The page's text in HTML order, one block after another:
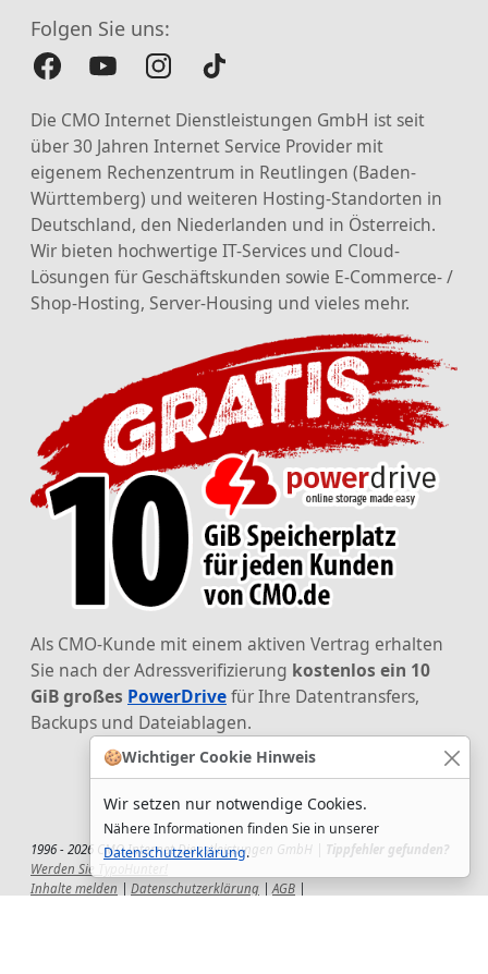
🍪Wichtiger Cookie Hinweis
Wir setzen nur notwendige Cookies.
Nähere Informationen finden Sie in unserer
Datenschutzerklärung.
Folgen Sie uns:
Die CMO Internet Dienstleistungen GmbH ist seit
über 30 Jahren Internet Service Provider mit
eigenem Rechenzentrum in Reutlingen (Baden-
Württemberg) und weiteren Hosting-Standorten in
Deutschland, den Niederlanden und in Österreich.
Wir bieten hochwertige IT-Services und Cloud-
Lösungen für Geschäftskunden sowie E-Commerce- /
Shop-Hosting, Server-Housing und vieles mehr.
Als CMO-Kunde mit einem aktiven Vertrag erhalten
Sie nach der Adressverifizierung kostenlos ein 10
GiB großes PowerDrivefür Ihre Datentransfers,
Backups und Dateiablagen.
1996 - 2026 CMO Internet Dienstleistungen GmbH | Tippfehler gefunden?
Werden Sie TypoHunter!
Inhalte melden
Datenschutzerklärung AGB